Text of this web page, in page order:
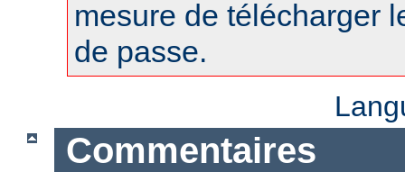
mesure de télécharger
de passe.
Commentaires